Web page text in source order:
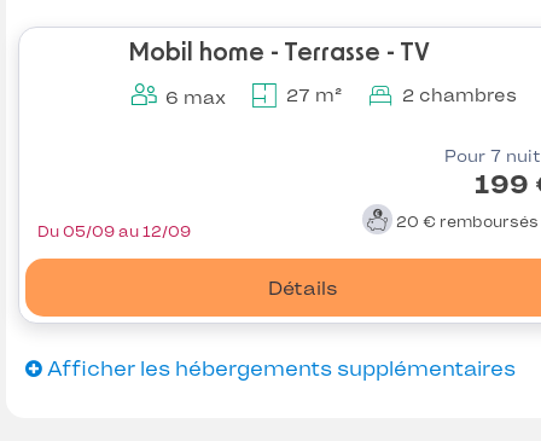
Mobil home - Terrasse - TV
6 max 27 m² 2 chambres
Pour 7
199
20 € remboursés
Détails
Du 05/09 au 12/09
Afficher les hébergements supplémentaires